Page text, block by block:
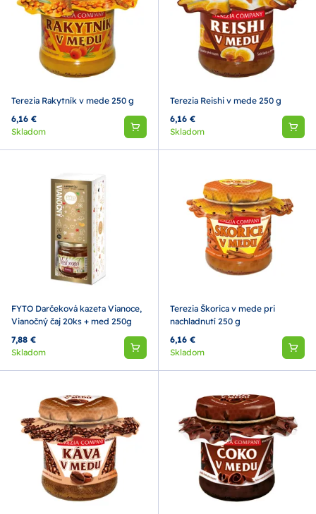
Terezia Rakytník v mede 250 g
6,16 €
Skladom
Terezia Reishi v mede 250 g
6,16 €
Skladom
FYTO Darčeková kazeta Vianoce,
Vianočný čaj 20ks + med 250g
7,88 €
Skladom
Terezia Škorica v mede pri
nachladnutí 250 g
6,16 €
Skladom